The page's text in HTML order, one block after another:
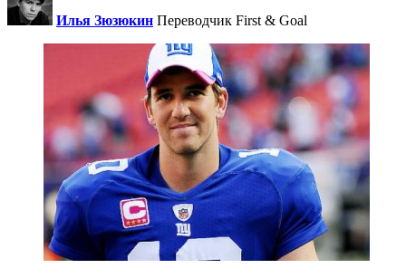
Илья Зюзюкин Переводчик First & Goal